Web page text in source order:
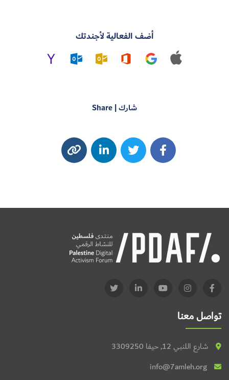
أضف الفعالية لأجندتك
شارك | Share
تواصل معنا
شارع اللنبي 12, حيفا 3309250
info@7amleh.org